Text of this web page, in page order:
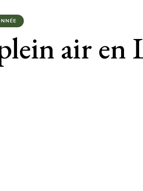
air en